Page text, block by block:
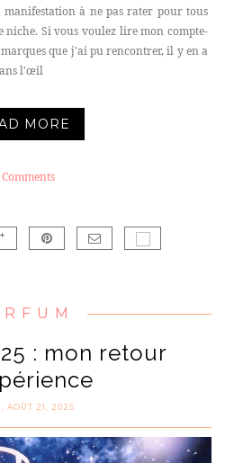
à ne pas rater pour tous
niche. Si vous voulez lire mon compte-
que j'ai pu rencontrer, il y en a
l'œil
MORE
: mon retour
AOÛT 21, 2025